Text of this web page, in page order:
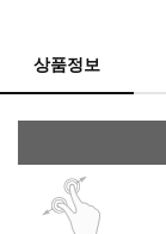
상품정보